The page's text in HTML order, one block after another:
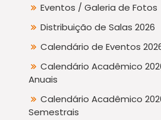
Eventos / Galeria de Fotos
Distribuição de Salas 2026
Calendário de Eventos
Calendário Acadêmico
Anuais
Calendário Acadêmico
Semestrais